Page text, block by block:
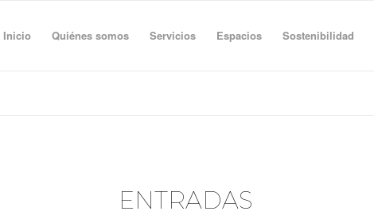
Inicio Quiénes somos Servicios Espacios Sostenibilidad
ENTRADAS